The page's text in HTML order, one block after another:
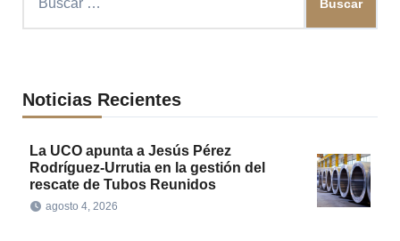
Noticias Recientes
La UCO apunta a Jesús Pérez
Rodríguez-Urrutia en la gestión del
rescate de Tubos Reunidos
agosto 4, 2026